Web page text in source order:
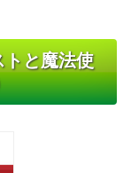
トと魔法使